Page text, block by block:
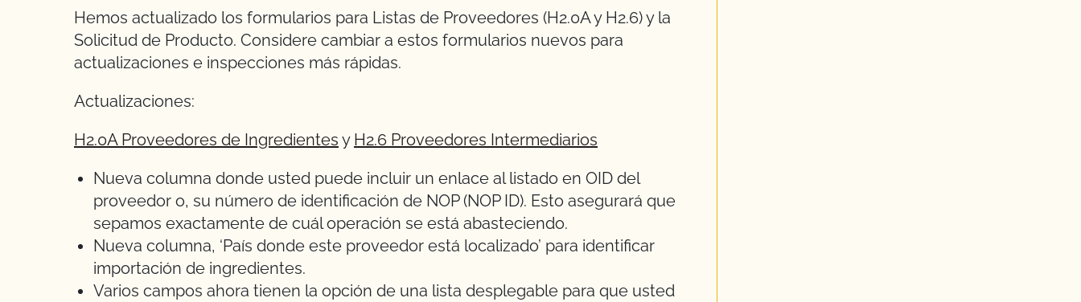
Hemos actualizado los formularios para Listas de Proveedores (H2.0A y H2.6) y la
Solicitud de Producto. Considere cambiar a estos formularios nuevos para
actualizaciones e inspecciones más rápidas.
Actualizaciones:
H2.0A Proveedores de Ingredientes y H2.6 Proveedores Intermediarios
Nueva columna donde usted puede incluir un enlace al listado en OID del
proveedor o, su número de identificación de NOP (NOP ID). Esto asegurará que
sepamos exactamente de cuál operación se está abasteciendo.
Nueva columna, ‘País donde este proveedor está localizado’ para identificar
importación de ingredientes.
Varios campos ahora tienen la opción de una lista desplegable para que usted